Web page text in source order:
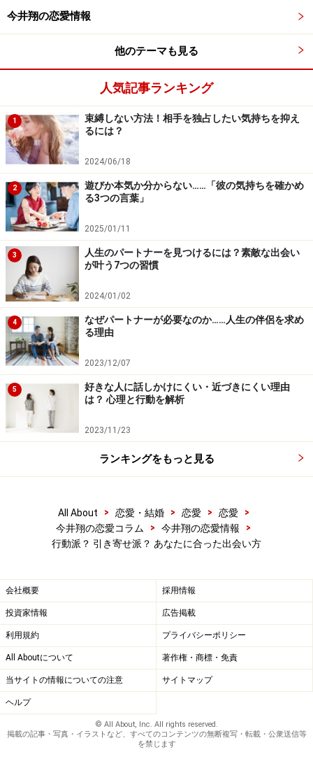
今井翔の恋愛情報
他のテーマも見る
人気記事ランキング
1
束縛しない方法！相手を独占したい気持ちを抑え
るには？
2024/06/18
2
遊びか本気か分からない……「彼の気持ちを確かめ
る3つの言葉」
2025/01/11
3
人生のパートナーを見つけるには？素敵な出会い
が叶う7つの習慣
2024/01/02
4
なぜパートナーが必要なのか……人生の伴侶を求め
る理由
2023/12/07
5
好きな人に話しかけにくい・近づきにくい理由
は？ 心理と行動を解析
2023/11/23
ランキングをもっと見る
All About > 恋愛・結婚 > 恋愛 > 恋愛
>
今井翔の恋愛コラム
> 今井翔の恋愛情報
>
行動派？ 引き寄せ派？ あなたに合った出会い方
会社概要 採用情報
投資家情報 広告掲載
利用規約 プライバシーポリシー
All Aboutについて 著作権・商標・免責
当サイトの情報についての注意 サイトマップ
ヘルプ
© All About, Inc. All rights reserved.
掲載の記事・写真・イラストなど、すべてのコンテンツの無断複写・転載・公衆送信等
を禁じます